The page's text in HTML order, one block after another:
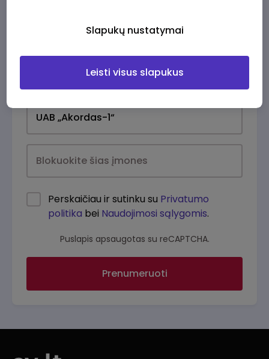
Perskaičiau ir sutinku su Privatumo
politika bei Naudojimosi sąlygomis.
Puslapis apsaugotas su reCAPTCHA.
Prenumeruoti
Slapukų nustatymai
Leisti visus slapukus